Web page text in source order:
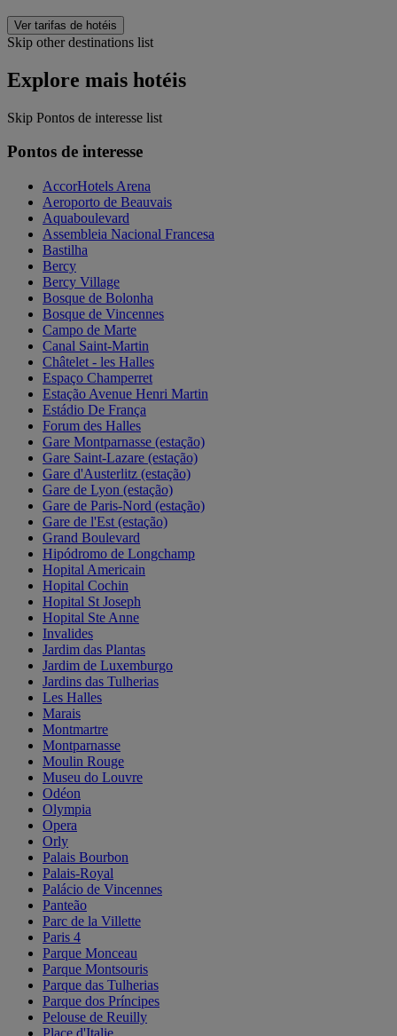
Ver tarifas de hotéis
Skip other destinations list
Explore mais hotéis
Skip Pontos de interesse list
Pontos de interesse
AccorHotels Arena
Aeroporto de Beauvais
Aquaboulevard
Assembleia Nacional Francesa
Bastilha
Bercy
Bercy Village
Bosque de Bolonha
Bosque de Vincennes
Campo de Marte
Canal Saint-Martin
Châtelet - les Halles
Espaço Champerret
Estação Avenue Henri Martin
Estádio De França
Forum des Halles
Gare Montparnasse (estação)
Gare Saint-Lazare (estação)
Gare d'Austerlitz (estação)
Gare de Lyon (estação)
Gare de Paris-Nord (estação)
Gare de l'Est (estação)
Grand Boulevard
Hipódromo de Longchamp
Hopital Americain
Hopital Cochin
Hopital St Joseph
Hopital Ste Anne
Invalides
Jardim das Plantas
Jardim de Luxemburgo
Jardins das Tulherias
Les Halles
Marais
Montmartre
Montparnasse
Moulin Rouge
Museu do Louvre
Odéon
Olympia
Opera
Orly
Palais Bourbon
Palais-Royal
Palácio de Vincennes
Panteão
Parc de la Villette
Paris 4
Parque Monceau
Parque Montsouris
Parque das Tulherias
Parque dos Príncipes
Pelouse de Reuilly
Place d'Italie